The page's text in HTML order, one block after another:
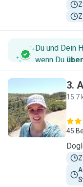
Du und Dein
wenn Du
A
3.
15.7
45